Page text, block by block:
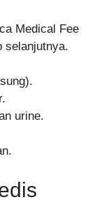
Medical Fee
selanjutnya.
urine.